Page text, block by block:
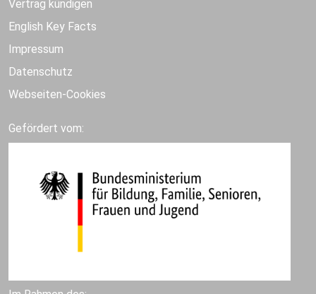
Vertrag kündigen
English Key Facts
Impressum
Datenschutz
Webseiten-Cookies
Gefördert vom: